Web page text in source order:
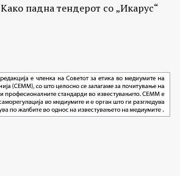
Како падна тендерот со „Икарус“